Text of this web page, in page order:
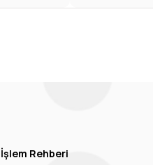
İşlem Rehberi